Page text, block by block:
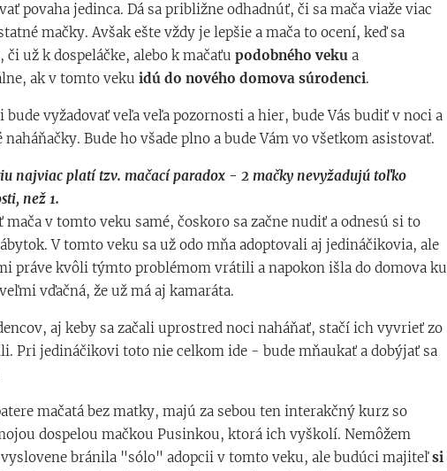
povaha jedinca. Dá sa približne odhadnúť, či sa mača viaže viac
mačky. Avšak ešte vždy je lepšie a mača to ocení, keď sa
, či už k dospeláčke, alebo k mačaťu podobného veku a
ak v tomto veku idú do nového domova súrodenci.
vyžadovať veľa veľa pozornosti a hier, bude Vás budiť v noci a
Bude ho všade plno a bude Vám vo všetkom asistovať.
najviac platí tzv. mačací paradox - 2 mačky nevyžadujú toľko
než 1.
mača v tomto veku samé, čoskoro sa začne nudiť a odnesú si to
V tomto veku sa už odo mňa adoptovali aj jedináčikovia, ale
práve kvôli týmto problémom vrátili a napokon išla do domova ku
vďačná, že už má aj kamaráta.
aj keby sa začali uprostred noci naháňať, stačí ich vyvrieť zo
Pri jedináčikovi toto nie celkom ide - bude mňaukať a dobýjať sa
mačatá bez matky, majú za sebou ten interakčný kurz so
dospelou mačkou Pusinkou, ktorá ich vyškolí. Nemôžem
vyslovene bránila "sólo" adopcii v tomto veku, ale budúci majiteľsi